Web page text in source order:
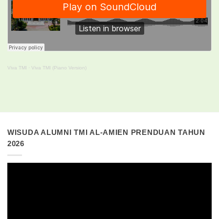
Viva TMI · Viva TMI (Piano Version)
WISUDA ALUMNI TMI AL-AMIEN PRENDUAN TAHUN
2026